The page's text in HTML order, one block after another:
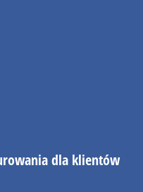
dla klientów